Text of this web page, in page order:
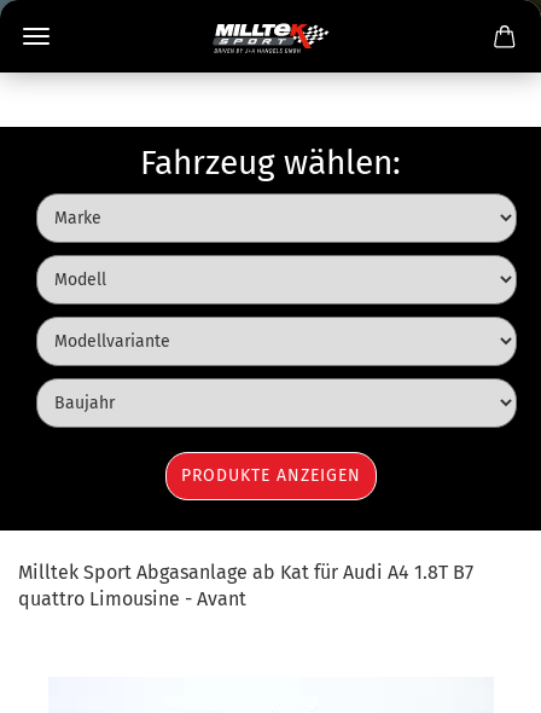
Fahrzeug wählen:
Milltek Sport Abgasanlage ab Kat für Audi A4 1.8T B7
quattro Limousine - Avant